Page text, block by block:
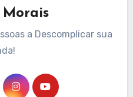
a Descomplicar sua